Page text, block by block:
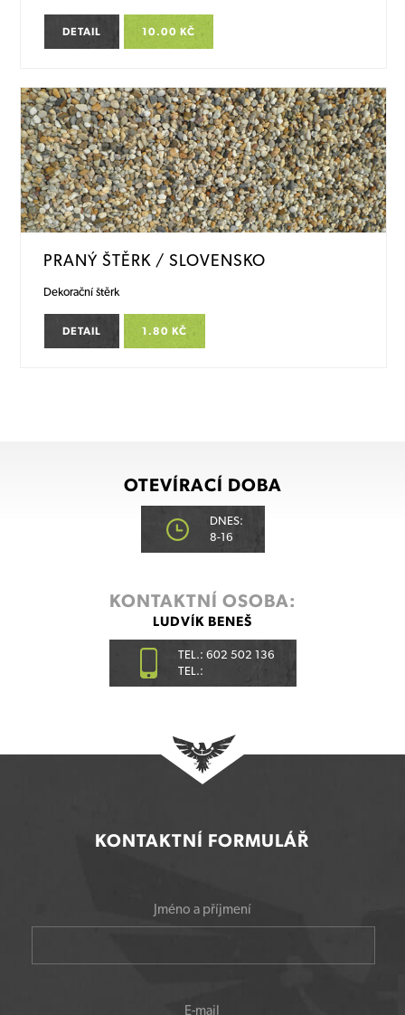
DETAIL 10.00 KČ
PRANÝ ŠTĚRK / SLOVENSKO
Dekorační štěrk
DETAIL 1.80 KČ
OTEVÍRACÍ DOBA
DNES:
8-16
KONTAKTNÍ OSOBA:
LUDVÍK BENEŠ
TEL.: 602 502 136
TEL.:
KONTAKTNÍ FORMULÁŘ
Jméno a příjmení
E-mail